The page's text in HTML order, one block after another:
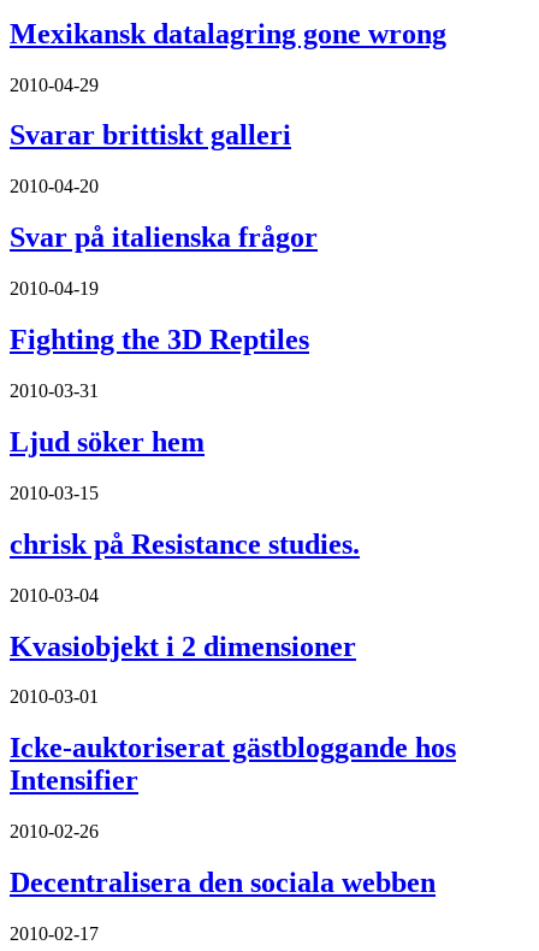
Mexikansk datalagring gone wrong
2010-04-29
Svarar brittiskt galleri
2010-04-20
Svar på italienska frågor
2010-04-19
Fighting the 3D Reptiles
2010-03-31
Ljud söker hem
2010-03-15
chrisk på Resistance studies.
2010-03-04
Kvasiobjekt i 2 dimensioner
2010-03-01
Icke-auktoriserat gästbloggande hos
Intensifier
2010-02-26
Decentralisera den sociala webben
2010-02-17